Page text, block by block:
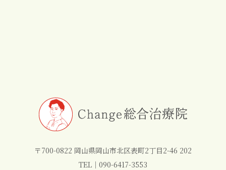
〒700-0822 岡山県岡山市北区表町2丁目2-46 202
TEL｜ 090-6417-3553